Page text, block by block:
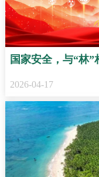
国家安全，与“林”
2026-04-17